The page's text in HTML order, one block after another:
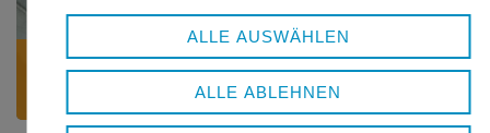
GRUNDSICHERUNG
im Alter oder bei dauerhafter Erwerbsminderung
ALLE AUSWÄHLEN
ALLE ABLEHNEN